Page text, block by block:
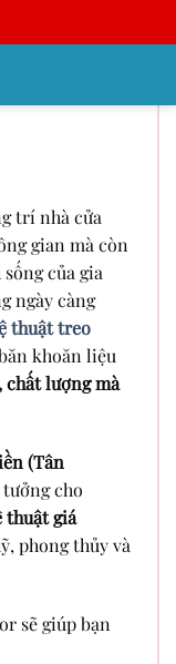
Nghệ
trí nhà cửa
gian mà còn
của gia
ngày càng
thuật treo
khoăn liệu
chất lượng mà
(Tân
cho
thuật giá
phong thủy và
sẽ giúp bạn